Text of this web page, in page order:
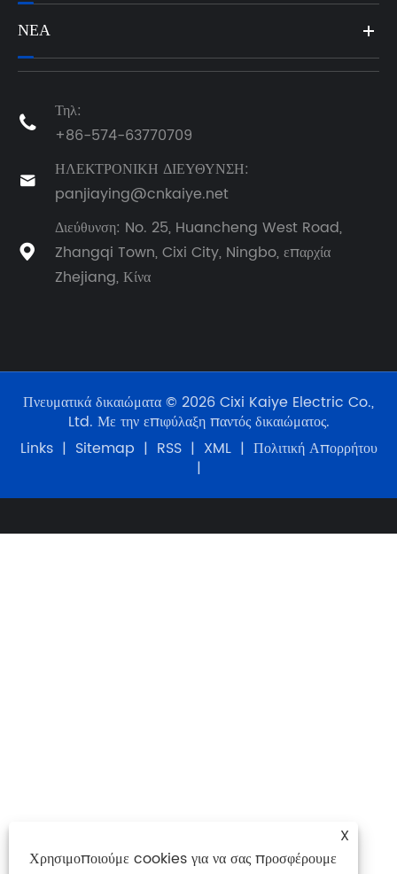
ΝΈΑ

Τηλ:
+86-574-63770709

ΗΛΕΚΤΡΟΝΙΚΗ ΔΙΕΥΘΥΝΣΗ:
panjiaying@cnkaiye.net

Διεύθυνση: No. 25, Huancheng West Road,
Zhangqi Town, Cixi City, Ningbo, επαρχία
Zhejiang, Κίνα
Πνευματικά δικαιώματα © 2026 Cixi Kaiye Electric Co.,
Ltd. Με την επιφύλαξη παντός δικαιώματος.
Links | Sitemap | RSS | XML | Πολιτική Απορρήτου
|
X
Χρησιμοποιούμε cookies για να σας προσφέρουμε